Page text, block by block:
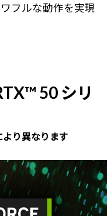
フルな動作を実現
50 シリ
り異なります